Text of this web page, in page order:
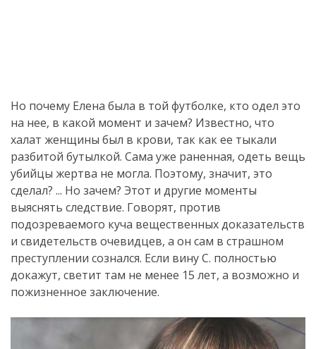
Но почему Елена была в той футболке, кто одел это
на нее, в какой момент и зачем? Известно, что
халат женщины был в крови, так как ее тыкали
разбитой бутылкой. Сама уже раненная, одеть вещь
убийцы жертва не могла. Поэтому, значит, это
сделал? ... Но зачем? Этот и другие моменты
выяснять следствие. Говорят, против
подозреваемого куча вещественных доказательств
и свидетельств очевидцев, а он сам в страшном
преступлении сознался. Если вину С. полностью
докажут, светит там не менее 15 лет, а возможно и
пожизненное заключение.